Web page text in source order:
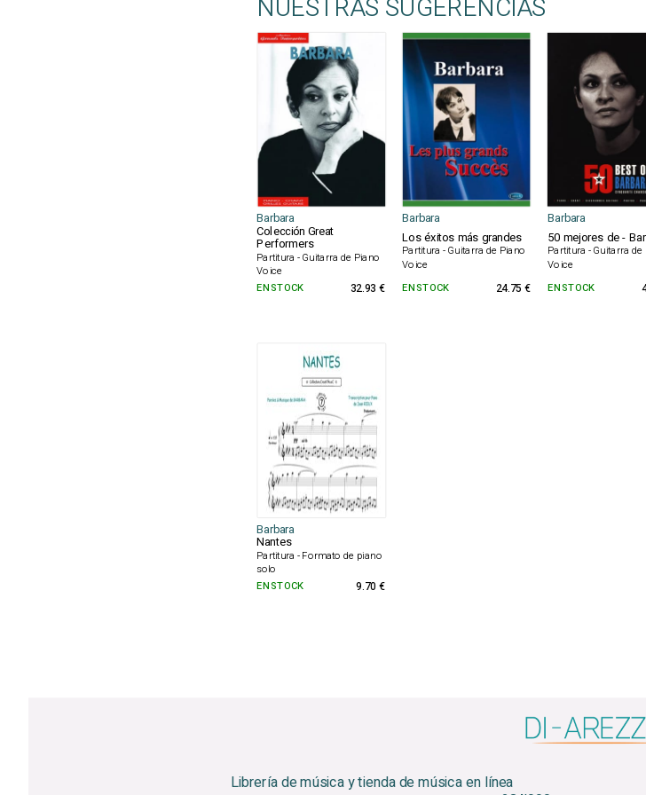
NUESTRAS SUGERENCIAS
Barbara Barbara Barbara
Colección Great
Performers
Partitura - Guitarra de Piano
Voice
Los éxitos más grandes
Partitura - Guitarra de Piano
Voice
50 mejores de -
Partitura - Guitarra de
Voice
EN STOCK
32.93 € EN STOCK 24.75 € EN STOCK
Barbara
Nantes
Partitura - Formato de piano
solo
EN STOCK 9.70 €
Librería de música y tienda de música en línea